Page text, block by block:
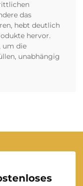
das
hebt deutlich
hervor.
um die
unabhängig